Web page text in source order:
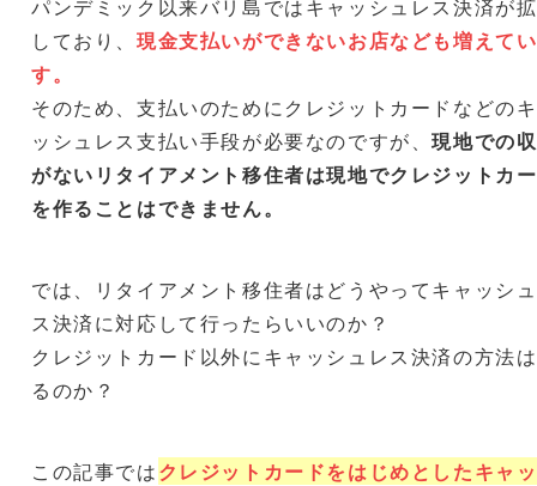
パンデミック以来バリ島ではキャッシュレス決済が
しており、 現金支払いができないお店なども増えて
す。
そのため、支払いのためにクレジットカードなどの
ッシュレス支払い手段が必要なのですが、現地での
がないリタイアメント移住者は現地でクレジットカ
を作ることはできません。
では、リタイアメント移住者はどうやってキャッシ
ス決済に対応して行ったらいいのか？
クレジットカード以外にキャッシュレス決済の方法
るのか？
この記事ではクレジットカードをはじめとしたキャ